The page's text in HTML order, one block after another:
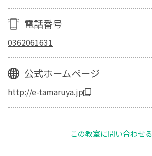
電話番号
0362061631
公式ホームページ
http://e-tamaruya.jp
この教室に問い合わせる